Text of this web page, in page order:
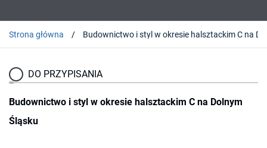
Strona główna
DO PRZYPISANIA
Budownictwo i styl w okresie halsztackim C na Dolnym
Śląsku